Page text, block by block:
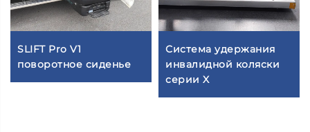
SLIFT Pro V1
поворотное сиденье
Система удержания
инвалидной коляски
серии X